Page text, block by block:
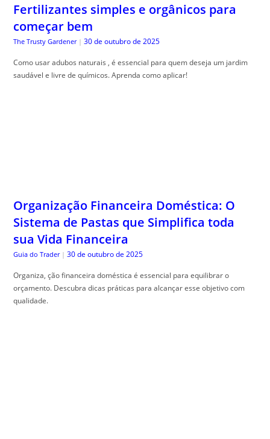
Fertilizantes simples e orgânicos para
começar bem
The Trusty Gardener | 30 de outubro de 2025
Como usar adubos naturais , é essencial para quem deseja um jardim
saudável e livre de químicos. Aprenda como aplicar!
Organização Financeira Doméstica: O
Sistema de Pastas que Simplifica toda
sua Vida Financeira
Guia do Trader | 30 de outubro de 2025
Organiza, ção financeira doméstica é essencial para equilibrar o
orçamento. Descubra dicas práticas para alcançar esse objetivo com
qualidade.